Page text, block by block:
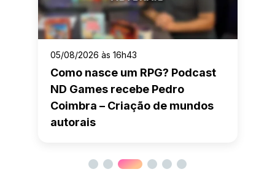
05/08/2026 às 16h43
Como nasce um RPG? Podcast
ND Games recebe Pedro
Coimbra – Criação de mundos
autorais